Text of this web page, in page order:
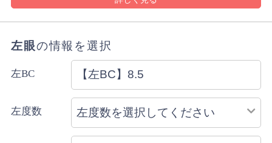
左眼の情報を選択
左BC
左度数